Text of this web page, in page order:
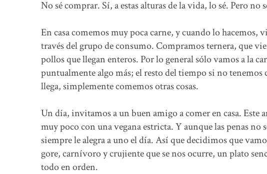
No sé comprar. Sí, a estas alturas de la vida, lo sé. Pero no
En casa comemos muy poca carne, y cuando lo
través del grupo de consumo. Compramos ternera, que
pollos que llegan enteros. Por lo general sólo vamos a la
puntualmente algo más; el resto del tiempo si no
llega, simplemente comemos otras cosas.
Un día, invitamos a un buen amigo a comer en casa.
muy poco con una vegana estricta. Y aunque las penas no
siempre le alegra a uno el día. Así que decidimos que
gore, carnívoro y crujiente que se nos ocurre, un plato
todo en orden.